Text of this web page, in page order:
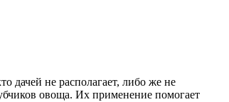
дачей не располагает, либо же не
овоща. Их применение помогает